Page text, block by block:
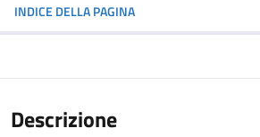
INDICE DELLA PAGINA
Descrizione